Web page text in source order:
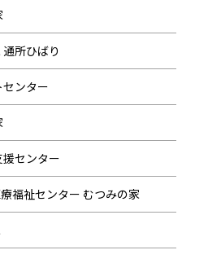
所ひばり
ンター
センター
福祉センター むつみの家